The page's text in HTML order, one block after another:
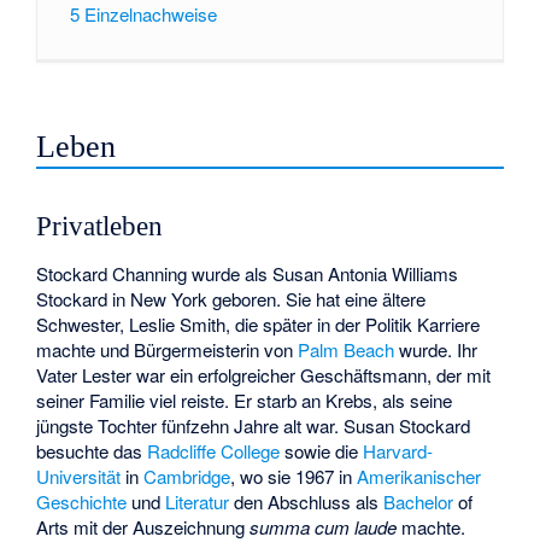
5 Einzelnachweise
Leben
Privatleben
Stockard Channing wurde als Susan Antonia Williams
Stockard in New York geboren. Sie hat eine ältere
Schwester, Leslie Smith, die später in der Politik Karriere
machte und Bürgermeisterin von Palm Beachwurde. Ihr
Vater Lester war ein erfolgreicher Geschäftsmann, der mit
seiner Familie viel reiste. Er starb an Krebs, als seine
jüngste Tochter fünfzehn Jahre alt war. Susan Stockard
besuchte das Radcliffe Collegesowie die Harvard-
Universität inCambridge, wo sie 1967 inAmerikanischer
Geschichte und Literaturden Abschluss als Bachelorof
Arts mit der Auszeichnungsumma cum laude machte.